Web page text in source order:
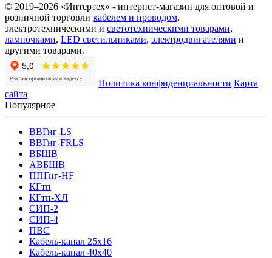
© 2019–2026 «Интертех» - интернет-магазин для оптовой и
розничной торговли кабелем и проводом,
электротехническими и светотехническими товарами,
лампочками, LED светильниками, электродвигателями и
другими товарами.
Политика конфиденциальности Карта
сайта
Популярное
ВВГнг-LS
ВВГнг-FRLS
ВБШВ
АВБШВ
ППГнг-HF
КГтп
КГтп-ХЛ
СИП-2
СИП-4
ПВС
Кабель-канал 25х16
Кабель-канал 40х40